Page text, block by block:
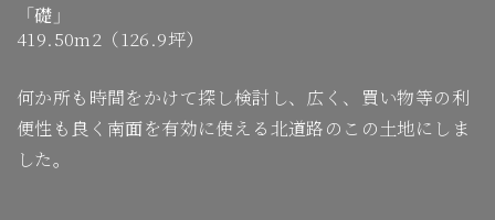
「礎」
419.50m2（126.9坪）
何か所も時間をかけて探し検討し、広く、買い物等の利
便性も良く南面を有効に使える北道路のこの土地にしま
した。